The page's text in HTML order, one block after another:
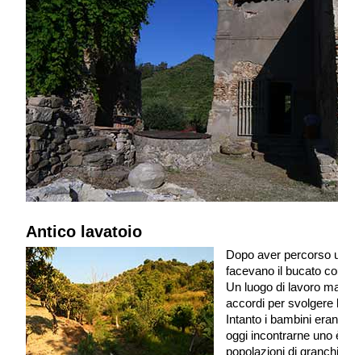
Antico lavatoio
Dopo aver percorso
facevano il bucato
Un luogo di lavoro
accordi per svolgere
Intanto i bambini
oggi incontrarne uno
popolazioni di